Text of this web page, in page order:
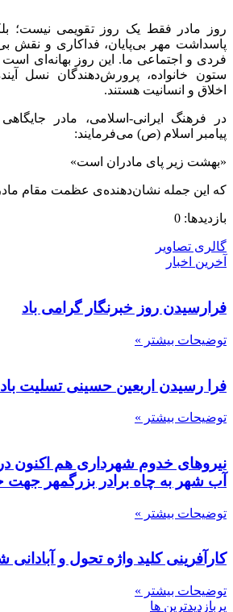
روز مادر فقط یک روز تقویمی نیست؛
پاسداشت مهر بی‌پایان، فداکاری و نقش
فردی و اجتماعی ما. این روز بهانه‌ای است
ستون خانواده، پرورش‌دهندگان نسل
اخلاق و انسانیت هستند.
در فرهنگ ایرانی-اسلامی، مادر
پیامبر اسلام (ص) می‌فرمایند:
«بهشت زیر پای مادران است»
که این جمله نشان‌دهنده‌ی عظمت مقام
بازدیدها: 0
گالری تصاویر
آخرین اخبار
فرارسیدن روز خبرنگار گرامی باد
توضیحات بیشتر »
فرا رسیدن اربعین حسینی تسلیت
توضیحات بیشتر »
نیروهای خدوم شهرداری هم اکنون
آب شهر به چاه برادر بزرگمهر
توضیحات بیشتر »
کارآفرینی کلید واژه تحول و آبادانی
توضیحات بیشتر »
پربازدیدترین ها